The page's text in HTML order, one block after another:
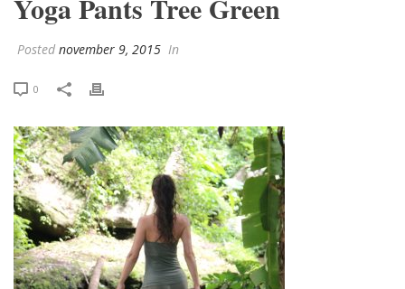
Posted november 9, 2015 In
0